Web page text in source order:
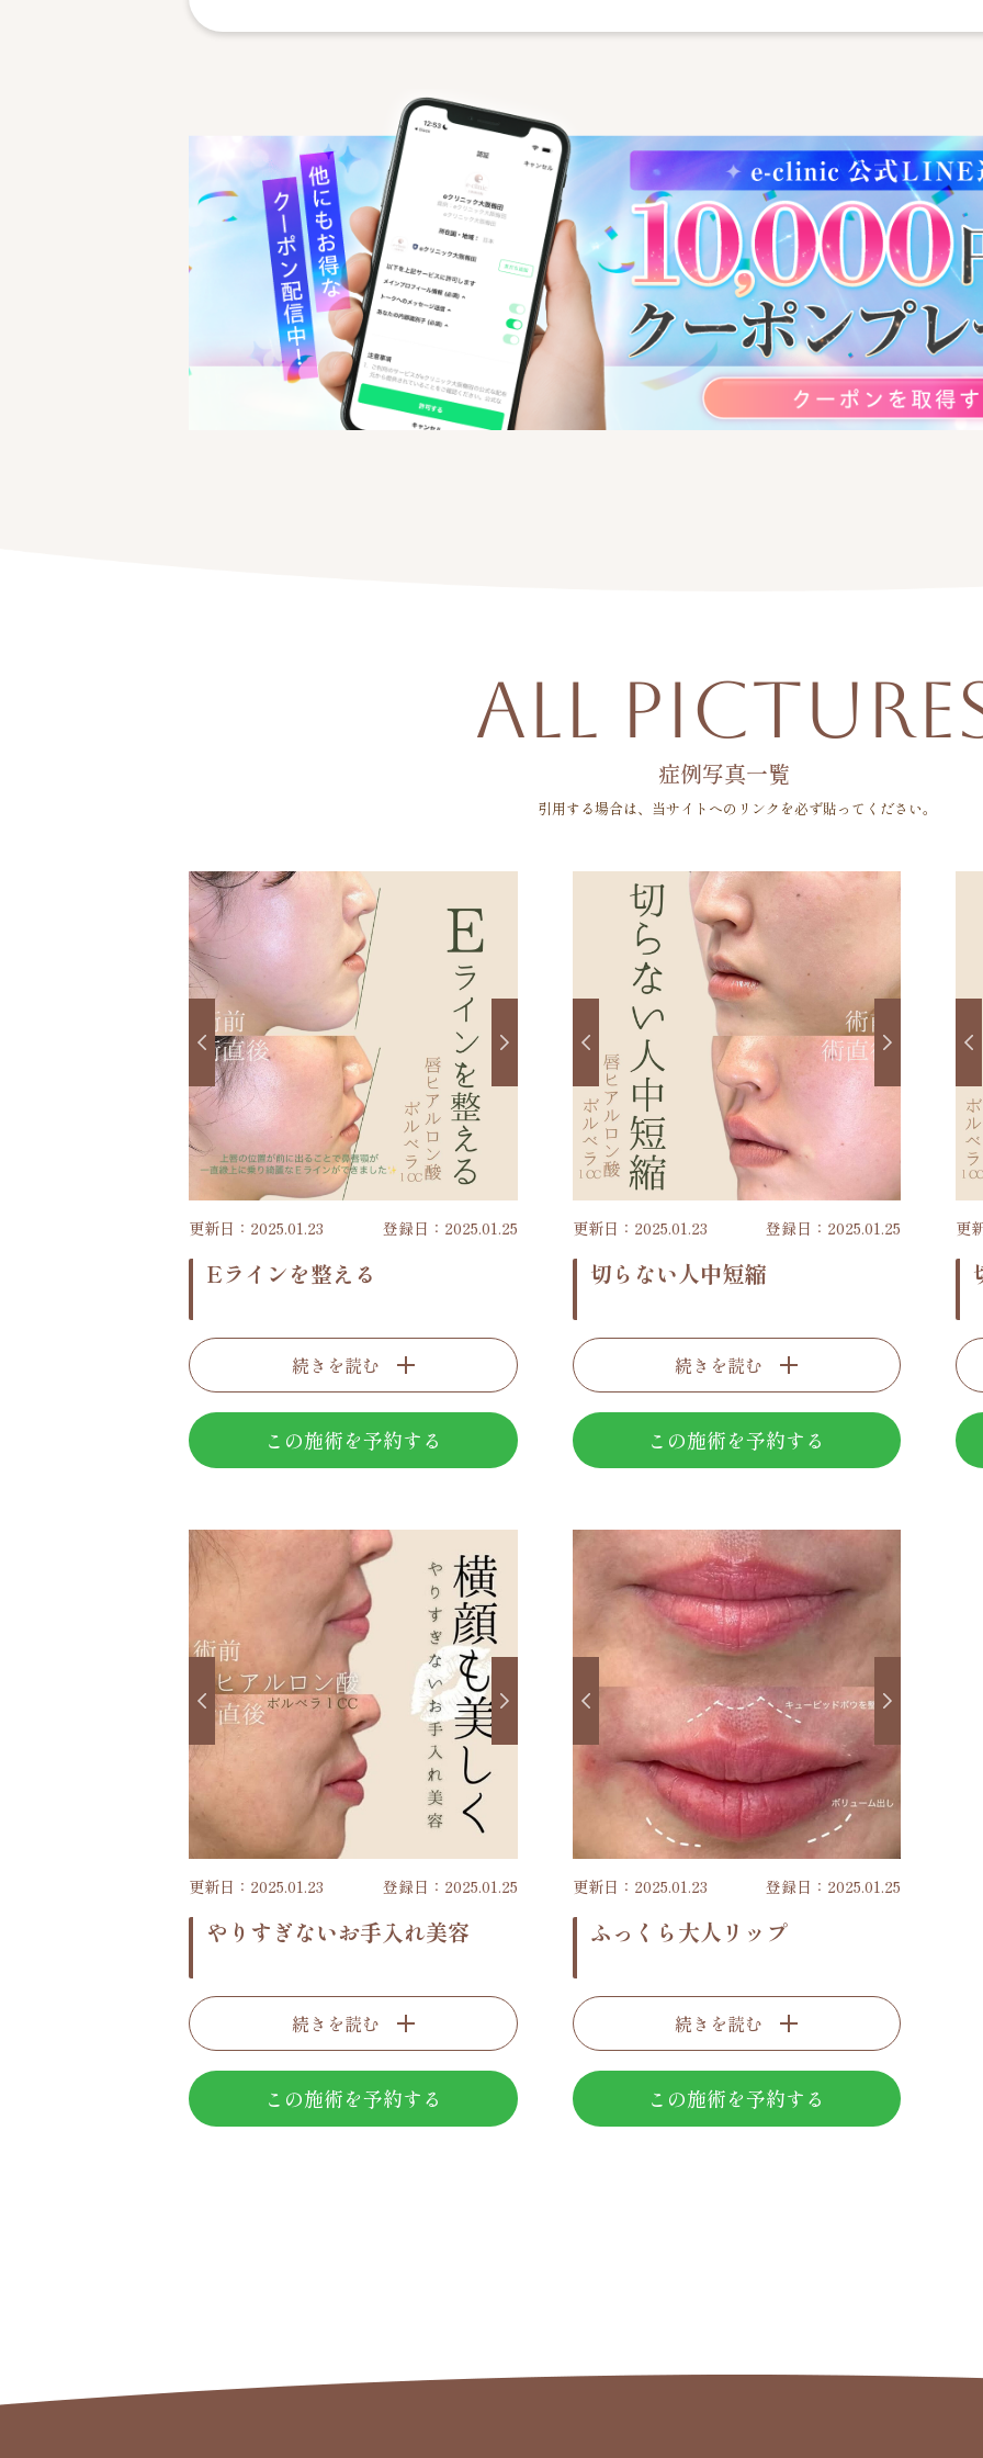
ALL
症例写真一覧
引用する場合は、当サイトへのリンクを必ず貼ってください。
更新日：2025.01.23 登録日：2025.01.25
Eラインを整える
続きを読む
この施術を予約する
更新日：2025.01.23 登録日：2025.01.25
切らない人中短縮
続きを読む
この施術を予約する
更
更新日：2025.01.23 登録日：2025.01.25
やりすぎないお手入れ美容
続きを読む
この施術を予約する
更新日：2025.01.23 登録日：2025.01.25
ふっくら大人リップ
続きを読む
この施術を予約する